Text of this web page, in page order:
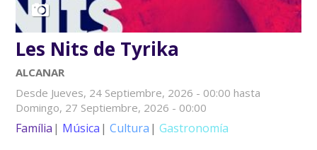
Les Nits de Tyrika
ALCANAR
Desde Jueves, 24 Septiembre, 2026 - 00:00 hasta
Domingo, 27 Septiembre, 2026 - 00:00
Família Música Cultura
Gastronomía